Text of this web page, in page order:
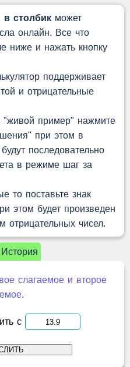
в столбик может
онлайн. Все что
ниже и нажать кнопку
поддерживает
и отрицательные
"живой пример" нажмите
при этом в
последовательно
в режиме шаг за
то поставьте знак
этом будет произведен
отрицательных чисел.
История
слагаемое и второе
с